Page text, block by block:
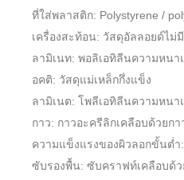
ที่ใส่พลาสติก: Polystyrene /
เครื่องสะท้อน: วัสดุอัลลอยด์ไม่
ลามิเนท: พอลิเอทิลีนความหนา
อคติ: วัสดุแม่เหล็กกึ่งแข็ง
ลามิเนต: โพลีเอทิลีนความหนา
กาว: กาวอะครีลิกเคลือบด้วยก
ความแข็งแรงของผิวลอกขั้นต่ำ
ซับรองพื้น: ซับคราฟท์เคลือบด้